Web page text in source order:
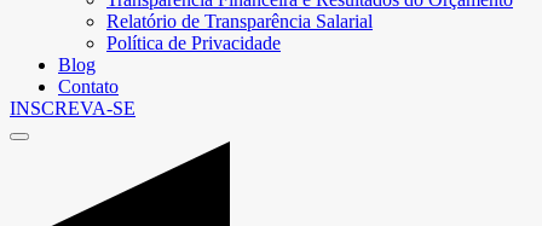
Relatório de Transparência Salarial
Política de Privacidade
Blog
Contato
INSCREVA-SE